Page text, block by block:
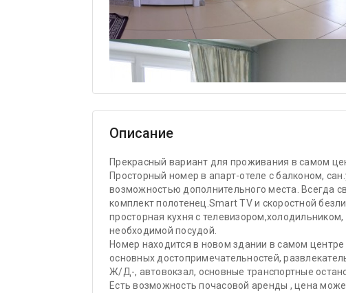
Описание
Прекрасный вариант для проживания в самом
Просторный номер в апарт-отеле с балконом,
возможностью дополнительного места. Всегда
комплект полотенец.Smart TV и скоростной
просторная кухня с
необходимой посудой.
Номер находится в новом здании в самом
основных достопримечательностей,
Ж/Д-, автовокзал, основные транспортные
Есть возможность почасовой аренды , цена